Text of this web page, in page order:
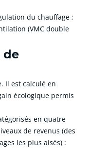
du chauffage ;
(VMC double
de
Il est calculé en
écologique permis
en quatre
de revenus (des
les plus aisés) :